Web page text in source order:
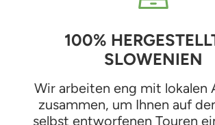
100%
SLOWENIEN
Wir arbeiten eng mit lokalen
zusammen, um Ihnen auf
selbst entworfenen Touren